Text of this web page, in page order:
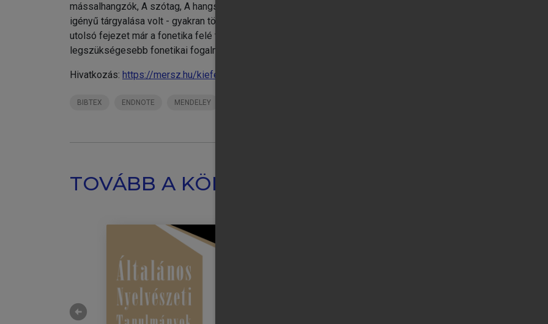
mássalhangzók, A szótag, A hangsúly, A hanglejtés) áttekinti a magyar fonológia minden területét:
igényű tárgyalása volt - gyakran több elmélet fényében is megvilágítva -, nem pedig egy egységes elméleti
utolsó fejezet már a fonetika felé tekint ki: a gyors vagy lezser beszéd szabályszerűségeit vizsgálja a Túl a
legszükségesebb fonetikai fogalmakat foglalja össze.
Hivatkozás: https://mersz.hu/kiefer-strukturalis-magyar-nyelvtan-2//
BIBTEX ENDNOTE MENDELEY
TOVÁBB A KÖNYVTÁRBA
arrow_circle_left